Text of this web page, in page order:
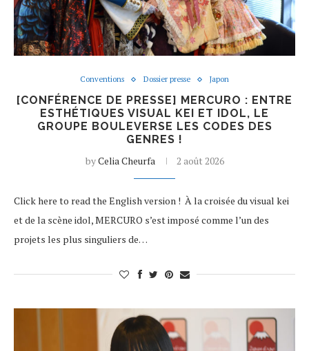
Conventions Dossier presse Japon
[CONFÉRENCE DE PRESSE] MERCURO : ENTRE
ESTHÉTIQUES VISUAL KEI ET IDOL, LE
GROUPE BOULEVERSE LES CODES DES
GENRES !
byCelia Cheurfa 2 août 2026
Click here to read the English version ! À la croisée du visual kei
et de la scène idol, MERCURO s’est imposé comme l’un des
projets les plus singuliers de…